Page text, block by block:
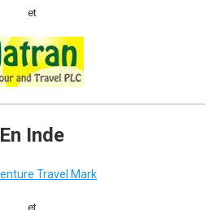
et
En Inde
et